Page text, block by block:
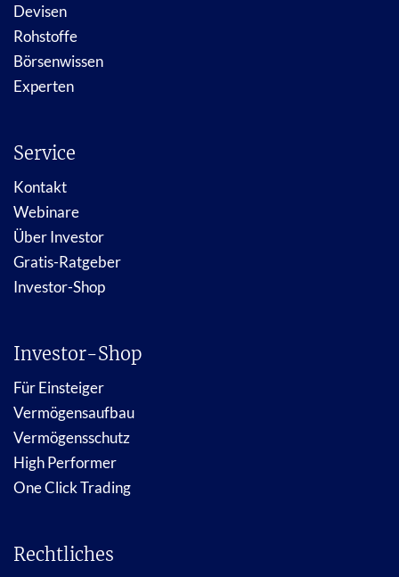
Devisen
Rohstoffe
Börsenwissen
Experten
Service
Kontakt
Webinare
Über Investor
Gratis-Ratgeber
Investor-Shop
Investor-Shop
Für Einsteiger
Vermögensaufbau
Vermögensschutz
High Performer
One Click Trading
Rechtliches